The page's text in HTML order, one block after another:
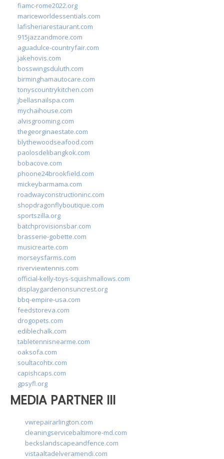
fiamc-rome2022.org
mariceworldessentials.com
lafisheriarestaurant.com
915jazzandmore.com
aguadulce-countryfair.com
jakehovis.com
bosswingsduluth.com
birminghamautocare.com
tonyscountrykitchen.com
jbellasnailspa.com
mychaihouse.com
alvisgrooming.com
thegeorginaestate.com
blythewoodseafood.com
paolosdelibangkok.com
bobacove.com
phoone24brookfield.com
mickeybarmama.com
roadwayconstructioninc.com
shopdragonflyboutique.com
sportszilla.org
batchprovisionsbar.com
brasserie-gobette.com
musicrearte.com
morseysfarms.com
riverviewtennis.com
official-kelly-toys-squishmallows.com
displaygardenonsuncrest.org
bbq-empire-usa.com
feedstoreva.com
drogopets.com
ediblechalk.com
tabletennisnearme.com
oaksofa.com
soultacohtx.com
capishcaps.com
gpsyfl.org
MEDIA PARTNER III
vwrepairarlington.com
cleaningservicebaltimore-md.com
beckslandscapeandfence.com
vistaaltadelveramendi.com